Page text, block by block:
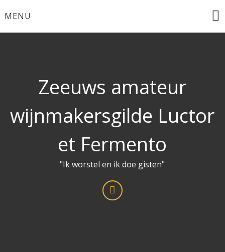
naar
MENU
Zeeuws amateur
wijnmakersgilde Luctor
et Fermento
"Ik worstel en ik doe gisten"